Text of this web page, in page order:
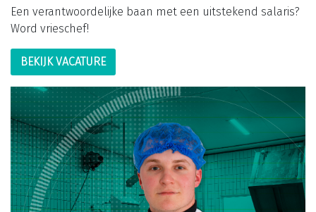
Een verantwoordelijke baan met een uitstekend salaris?
Word vrieschef!
BEKIJK VACATURE